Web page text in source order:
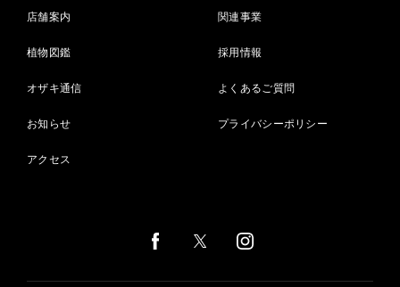
店舗案内
植物図鑑
オザキ通信
お知らせ
アクセス
関連事業
採用情報
よくあるご質問
プライバシーポリシー